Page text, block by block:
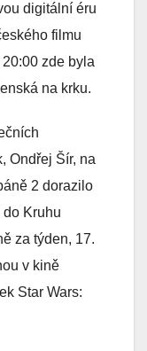
digitální éru
filmu
zde byla
na krku.
Ondřej Šír, na
2 dorazilo
Kruhu
za týden, 17.
v kině
Star Wars: